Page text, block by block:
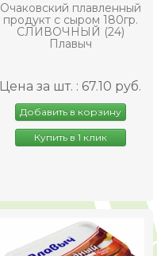
Очаковский плавленный
продукт с сыром 180гр.
СЛИВОЧНЫЙ (24)
Плавыч
Цена за шт. : 67.10 руб.
Добавить в корзину
Купить в 1 клик